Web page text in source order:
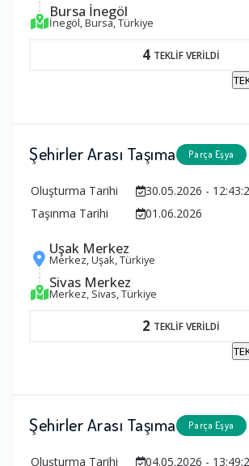
Bursa İnegöl
İnegöl, Bursa, Türkiye
4 TEKLİF VERİLDİ
Şehirler Arası Taşıma Parça Eşya
Oluşturma Tarihi
30.05.2026 -
Taşınma Tarihi
01.06.2026
Uşak Merkez
Merkez, Uşak, Türkiye
Sivas Merkez
Merkez, Sivas, Türkiye
2 TEKLİF VERİLDİ
Şehirler Arası Taşıma Parça Eşya
Oluşturma Tarihi 04.05.2026 -